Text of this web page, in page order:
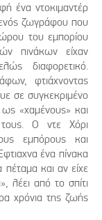
ένα ντοκιμαντέρ
ζωγράφου που
του εμπορίου
πινάκων είχαν
διαφορετικό.
φτιάχνοντας
σε συγκεκριμένο
«χαμένους» και
τους. Ο ντε Χόρι
εμπόρους και
ένα πίνακα
και αν είχε
λέει από το σπίτι
χρόνια της ζωής